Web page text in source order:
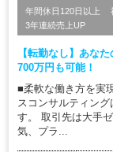
年間休日120日以上
3年連続売上UP
【転勤なし】あな
700万円も可能！
■柔軟な働き方を
スコンサルティン
す。 取引先は大手
気、プラ...